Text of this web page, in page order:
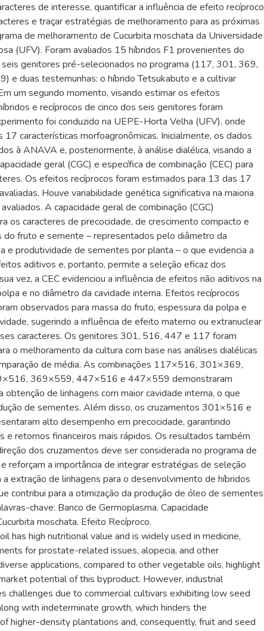
de interesse, quantificar a influência de efeito recíproco
e traçar estratégias de melhoramento para as próximas
de melhoramento de Cucurbita moschata da Universidade
(UFV). Foram avaliados 15 híbridos F1 provenientes do
genitores pré-selecionados no programa (117, 301, 369,
e duas testemunhas: o híbrido Tetsukabuto e a cultivar
um segundo momento, visando estimar os efeitos
e recíprocos de cinco dos seis genitores foram
foi conduzido na UEPE-Horta Velha (UFV), onde
17 características morfoagronômicas. Inicialmente, os dados
à ANAVA e, posteriormente, à análise dialélica, visando a
geral (CGC) e específica de combinação (CEC) para
Os efeitos recíprocos foram estimados para 13 das 17
Houve variabilidade genética significativa na maioria
A capacidade geral de combinação (CGC)
os caracteres de precocidade, de crescimento compacto e
do fruto e semente – representados pelo diâmetro da
e produtividade de sementes por planta – o que evidencia a
aditivos e, portanto, permite a seleção eficaz dos
vez, a CEC evidenciou a influência de efeitos não aditivos na
e no diâmetro da cavidade interna. Efeitos recíprocos
observados para massa do fruto, espessura da polpa e
sugerindo a influência de efeito materno ou extranuclear
caracteres. Os genitores 301, 516, 447 e 117 foram
o melhoramento da cultura com base nas análises dialélicas
de média. As combinações 117×516, 301×369,
369×559, 447×516 e 447×559 demonstraram
obtenção de linhagens com maior cavidade interna, o que
de sementes. Além disso, os cruzamentos 301×516 e
alto desempenho em precocidade, garantindo
e retornos financeiros mais rápidos. Os resultados também
dos cruzamentos deve ser considerada no programa de
reforçam a importância de integrar estratégias de seleção
extração de linhagens para o desenvolvimento de híbridos
contribui para a otimização da produção de óleo de sementes
chave: Banco de Germoplasma. Capacidade
moschata. Efeito Recíproco.
has high nutritional value and is widely used in medicine,
for prostate-related issues, alopecia, and other
applications, compared to other vegetable oils, highlight
potential of this byproduct. However, industrial
challenges due to commercial cultivars exhibiting low seed
with indeterminate growth, which hinders the
higher-density plantations and, consequently, fruit and seed